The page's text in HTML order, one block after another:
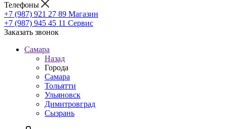
Телефоны
+7 (987) 921 27 89 Магазин
+7 (987) 945 45 11 Сервис
Заказать звонок
Самара
Назад
Города
Самара
Тольятти
Ульяновск
Димитровград
Сызрань